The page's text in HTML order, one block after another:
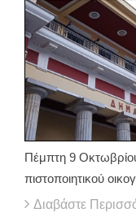
Πέμπτη 9
πιστοποιητικού
Διαβάστε